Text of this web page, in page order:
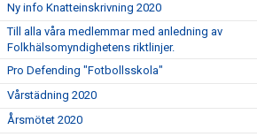
Ny info Knatteinskrivning 2020
Till alla våra medlemmar med anledning av
Folkhälsomyndighetens riktlinjer.
Pro Defending "Fotbollsskola"
Vårstädning 2020
Årsmötet 2020